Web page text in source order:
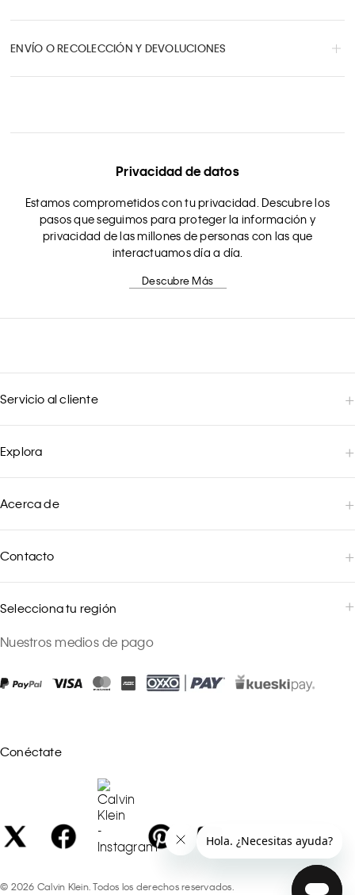
ENVÍO O RECOLECCIÓN Y DEVOLUCIONES
Privacidad de datos
Estamos comprometidos con tu privacidad. Descubre los
pasos que seguimos para proteger la información y
privacidad de las millones de personas con las que
interactuamos día a día.
Descubre Más
Servicio al cliente
Explora
Acerca de
Contacto
Selecciona tu región
Nuestros medios de pago
Conéctate
© 2026 Calvin Klein. Todos los derechos reservados.